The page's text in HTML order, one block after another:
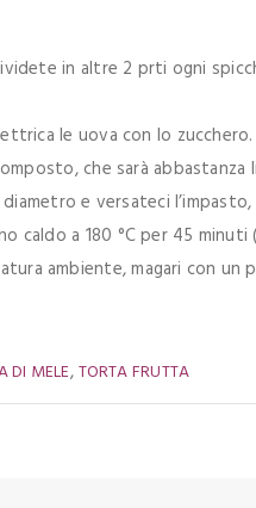
in altre 2 prti ogni
le uova con lo
che sarà abbastanza
e versateci
a 180 °C per 45 minuti
ambiente, magari con un
DI MELE,TORTA FRUTTA